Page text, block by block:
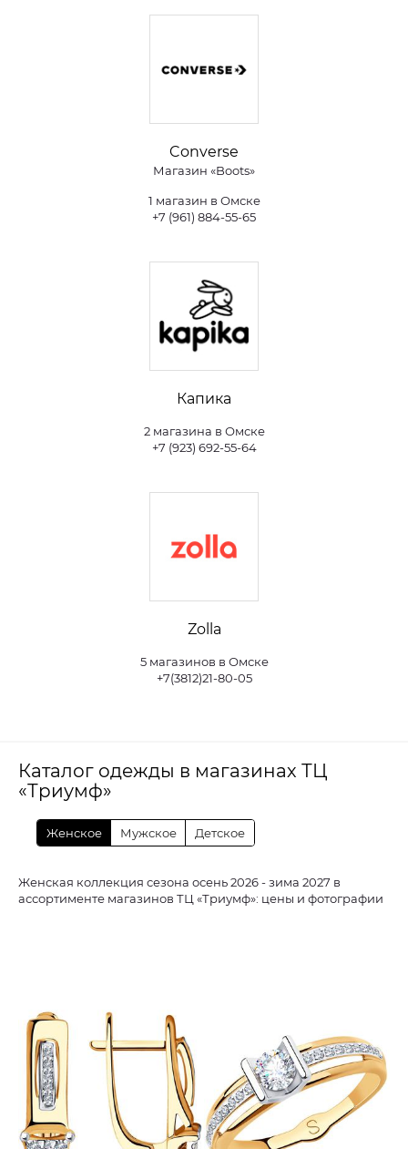
Converse
Магазин «Boots»
1 магазин в Омске
+7 (961) 884-55-65
Капика
2 магазина в Омске
+7 (923) 692-55-64
Zolla
5 магазинов в Омске
+7(3812)21-80-05
Каталог одежды в магазинах ТЦ
«Триумф»
Женское Мужское Детское
Женская коллекция сезона осень 2026 - зима 2027 в
ассортименте магазинов ТЦ «Триумф»: цены и фотографии